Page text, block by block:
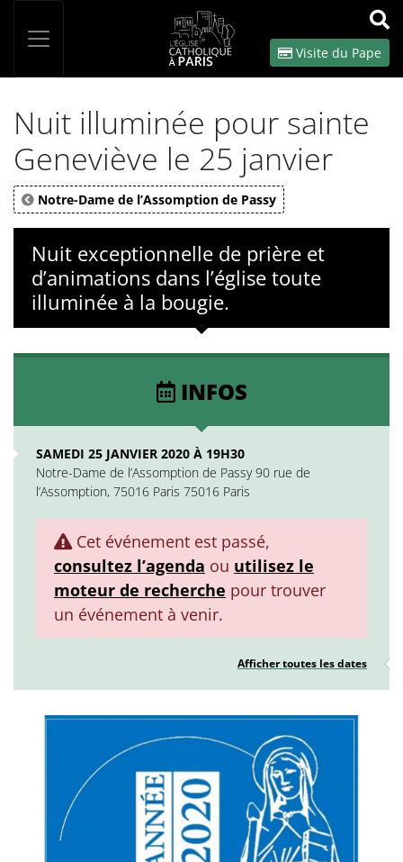
OK
Visite du Pape
Nuit illuminée pour sainte
Geneviève le 25 janvier
Notre-Dame de l’Assomption de Passy
Nuit exceptionnelle de prière et
d’animations dans l’église toute
illuminée à la bougie.
INFOS
SAMEDI 25 JANVIER 2020 À 19H30
Notre-Dame de l’Assomption de Passy 90 rue de
l’Assomption, 75016 Paris 75016 Paris
Cet événement est passé,
consultez l’agenda ou utilisez le
moteur de recherche pour trouver
un événement à venir.
Afficher toutes les dates
Panneau de gestion des cookies